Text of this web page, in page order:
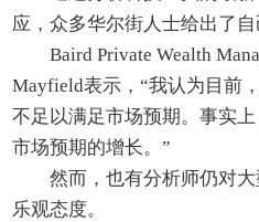
应，众多华尔街人士给出了自
Baird Private Wealth
Mayfield表示，“我认为目前
不足以满足市场预期。事实
市场预期的增长。”
然而，也有分析师仍对
乐观态度。